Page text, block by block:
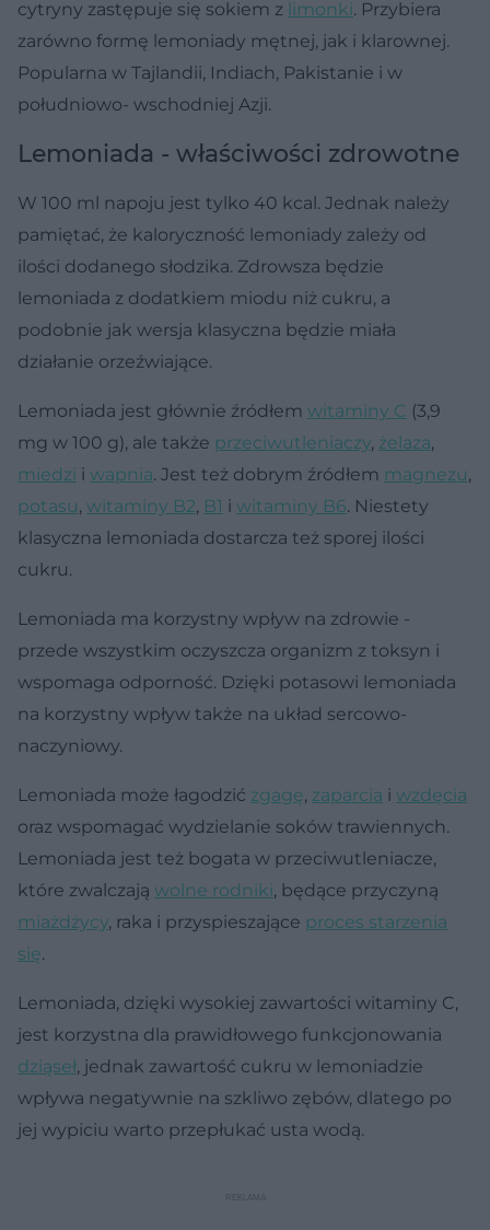
cytryny zastępuje się sokiem z limonki. Przybiera
zarówno formę lemoniady mętnej, jak i klarownej.
Popularna w Tajlandii, Indiach, Pakistanie i w
południowo- wschodniej Azji.
Lemoniada - właściwości zdrowotne
W 100 ml napoju jest tylko 40 kcal. Jednak należy
pamiętać, że kaloryczność lemoniady zależy od
ilości dodanego słodzika. Zdrowsza będzie
lemoniada z dodatkiem miodu niż cukru, a
podobnie jak wersja klasyczna będzie miała
działanie orzeźwiające.
Lemoniada jest głównie źródłem witaminy C (3,9
mg w 100 g), ale także przeciwutleniaczy, żelaza,
miedzi i wapnia. Jest też dobrym źródłem magnezu,
potasu, witaminy B2, B1 i witaminy B6. Niestety
klasyczna lemoniada dostarcza też sporej ilości
cukru.
Lemoniada ma korzystny wpływ na zdrowie -
przede wszystkim oczyszcza organizm z toksyn i
wspomaga odporność. Dzięki potasowi lemoniada
na korzystny wpływ także na układ sercowo-
naczyniowy.
Lemoniada może łagodzić zgagę, zaparcia i wzdęcia
oraz wspomagać wydzielanie soków trawiennych.
Lemoniada jest też bogata w przeciwutleniacze,
które zwalczają wolne rodniki, będące przyczyną
miażdżycy, raka i przyspieszające proces starzenia
się.
Lemoniada, dzięki wysokiej zawartości witaminy C,
jest korzystna dla prawidłowego funkcjonowania
dziąseł, jednak zawartość cukru w lemoniadzie
wpływa negatywnie na szkliwo zębów, dlatego po
jej wypiciu warto przepłukać usta wodą.